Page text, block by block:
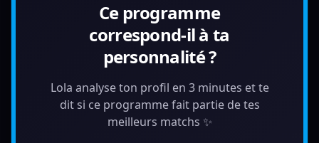
Ce programme
correspond-il à ta
personnalité ?
Lola analyse ton profil en 3 minutes et te
dit si ce programme fait partie de tes
meilleurs matchs ✨